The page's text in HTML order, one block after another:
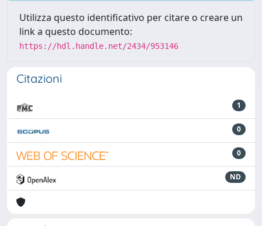
Utilizza questo identificativo per citare o creare un
link a questo documento:
https://hdl.handle.net/2434/953146
Citazioni
1
0
0
ND